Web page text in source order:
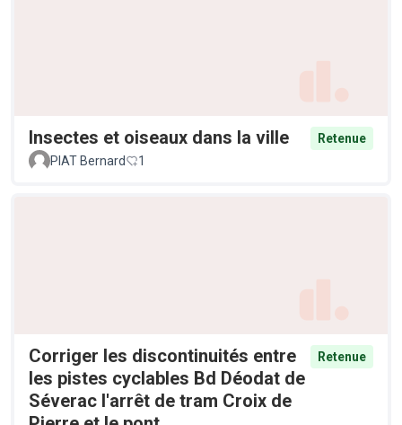
Insectes et oiseaux dans la ville
Retenue
PIAT Bernard
1
Corriger les discontinuités entre
les pistes cyclables Bd Déodat de
Séverac l'arrêt de tram Croix de
Retenue